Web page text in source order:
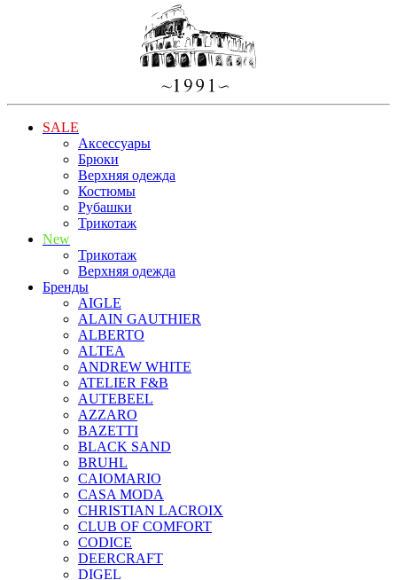
SALE
Аксессуары
Брюки
Верхняя одежда
Костюмы
Рубашки
Трикотаж
New
Трикотаж
Верхняя одежда
Бренды
AIGLE
ALAIN GAUTHIER
ALBERTO
ALTEA
ANDREW WHITE
ATELIER F&B
AUTEBEEL
AZZARO
BAZETTI
BLACK SAND
BRUHL
CAIOMARIO
CASA MODA
CHRISTIAN LACROIX
CLUB OF COMFORT
CODICE
DEERCRAFT
DIGEL